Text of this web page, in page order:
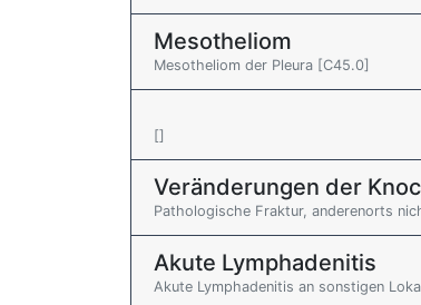
Mesotheliom
Mesotheliom der Pleura [C45.0]
[]
Veränderungen der
Pathologische Fraktur, anderenorts
Akute Lymphadenitis
Akute Lymphadenitis an sonstigen